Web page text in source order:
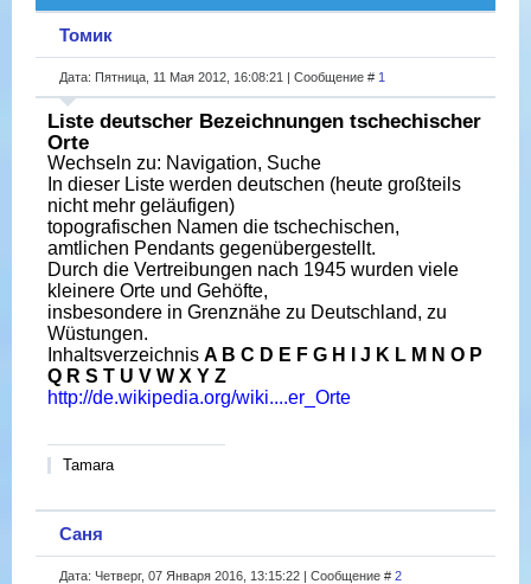
Томик
Дата: Пятница, 11 Мая 2012, 16:08:21 | Сообщение # 1
Liste deutscher Bezeichnungen tschechischer
Orte
Wechseln zu: Navigation, Suche
In dieser Liste werden deutschen (heute großteils
nicht mehr geläufigen)
topografischen Namen die tschechischen,
amtlichen Pendants gegenübergestellt.
Durch die Vertreibungen nach 1945 wurden viele
kleinere Orte und Gehöfte,
insbesondere in Grenznähe zu Deutschland, zu
Wüstungen.
Inhaltsverzeichnis A B C D E F G H I J K L M N O P
Q R S T U V W X Y Z
http://de.wikipedia.org/wiki....er_Orte
Tamara
Саня
Дата: Четверг, 07 Января 2016, 13:15:22 | Сообщение # 2